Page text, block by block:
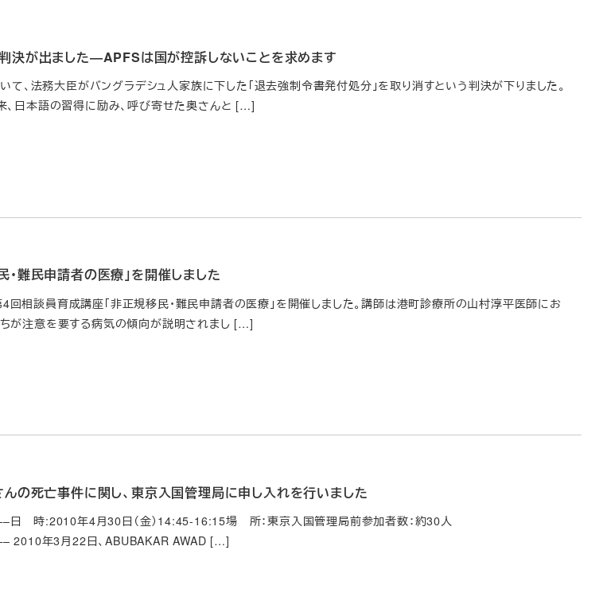
決が出ました―APFSは国が控訴しないことを求めます
、法務大臣がバングラデシュ人家族に下した「退去強制令書発付処分」を取り消すという判決が下りました。
日本語の習得に励み、呼び寄せた奥さんと […]
難民申請者の医療」を開催しました
相談員育成講座「非正規移民・難民申請者の医療」を開催しました。講師は港町診療所の山村淳平医師にお
ちが注意を要する病気の傾向が説明されまし […]
死亡事件に関し、東京入国管理局に申し入れを行いました
4月30日（金）14:45-16:15場 所：東京入国管理局前参加者数：約30人
月22日、ABUBAKAR AWAD […]